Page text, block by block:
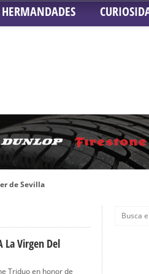
HERMANDADES
de Sevilla
del Valle
Angustia
Salud
La Virgen Del
Triduo en honor de